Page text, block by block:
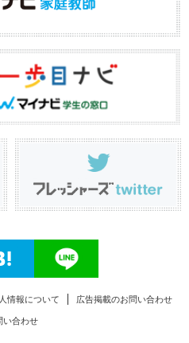
情報について 広告掲載のお問い合わせ
い合わせ